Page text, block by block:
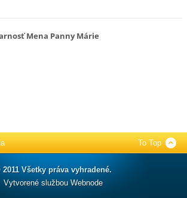
Mena Panny Márie
To Top
2011 Všetky práva vyhradené.
Vytvorené službou Webnode